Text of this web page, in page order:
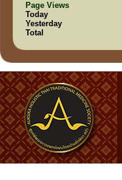
Page Views
Today
Yesterday
Total